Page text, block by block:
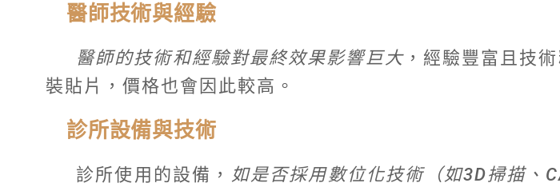
醫師技術與經驗
醫師的技術和經驗對最終效果影響巨大，經驗豐富且技
裝貼片，價格也會因此較高。
診所設備與技術
診所使用的設備， 如是否採用數位化技術（如3D掃描、